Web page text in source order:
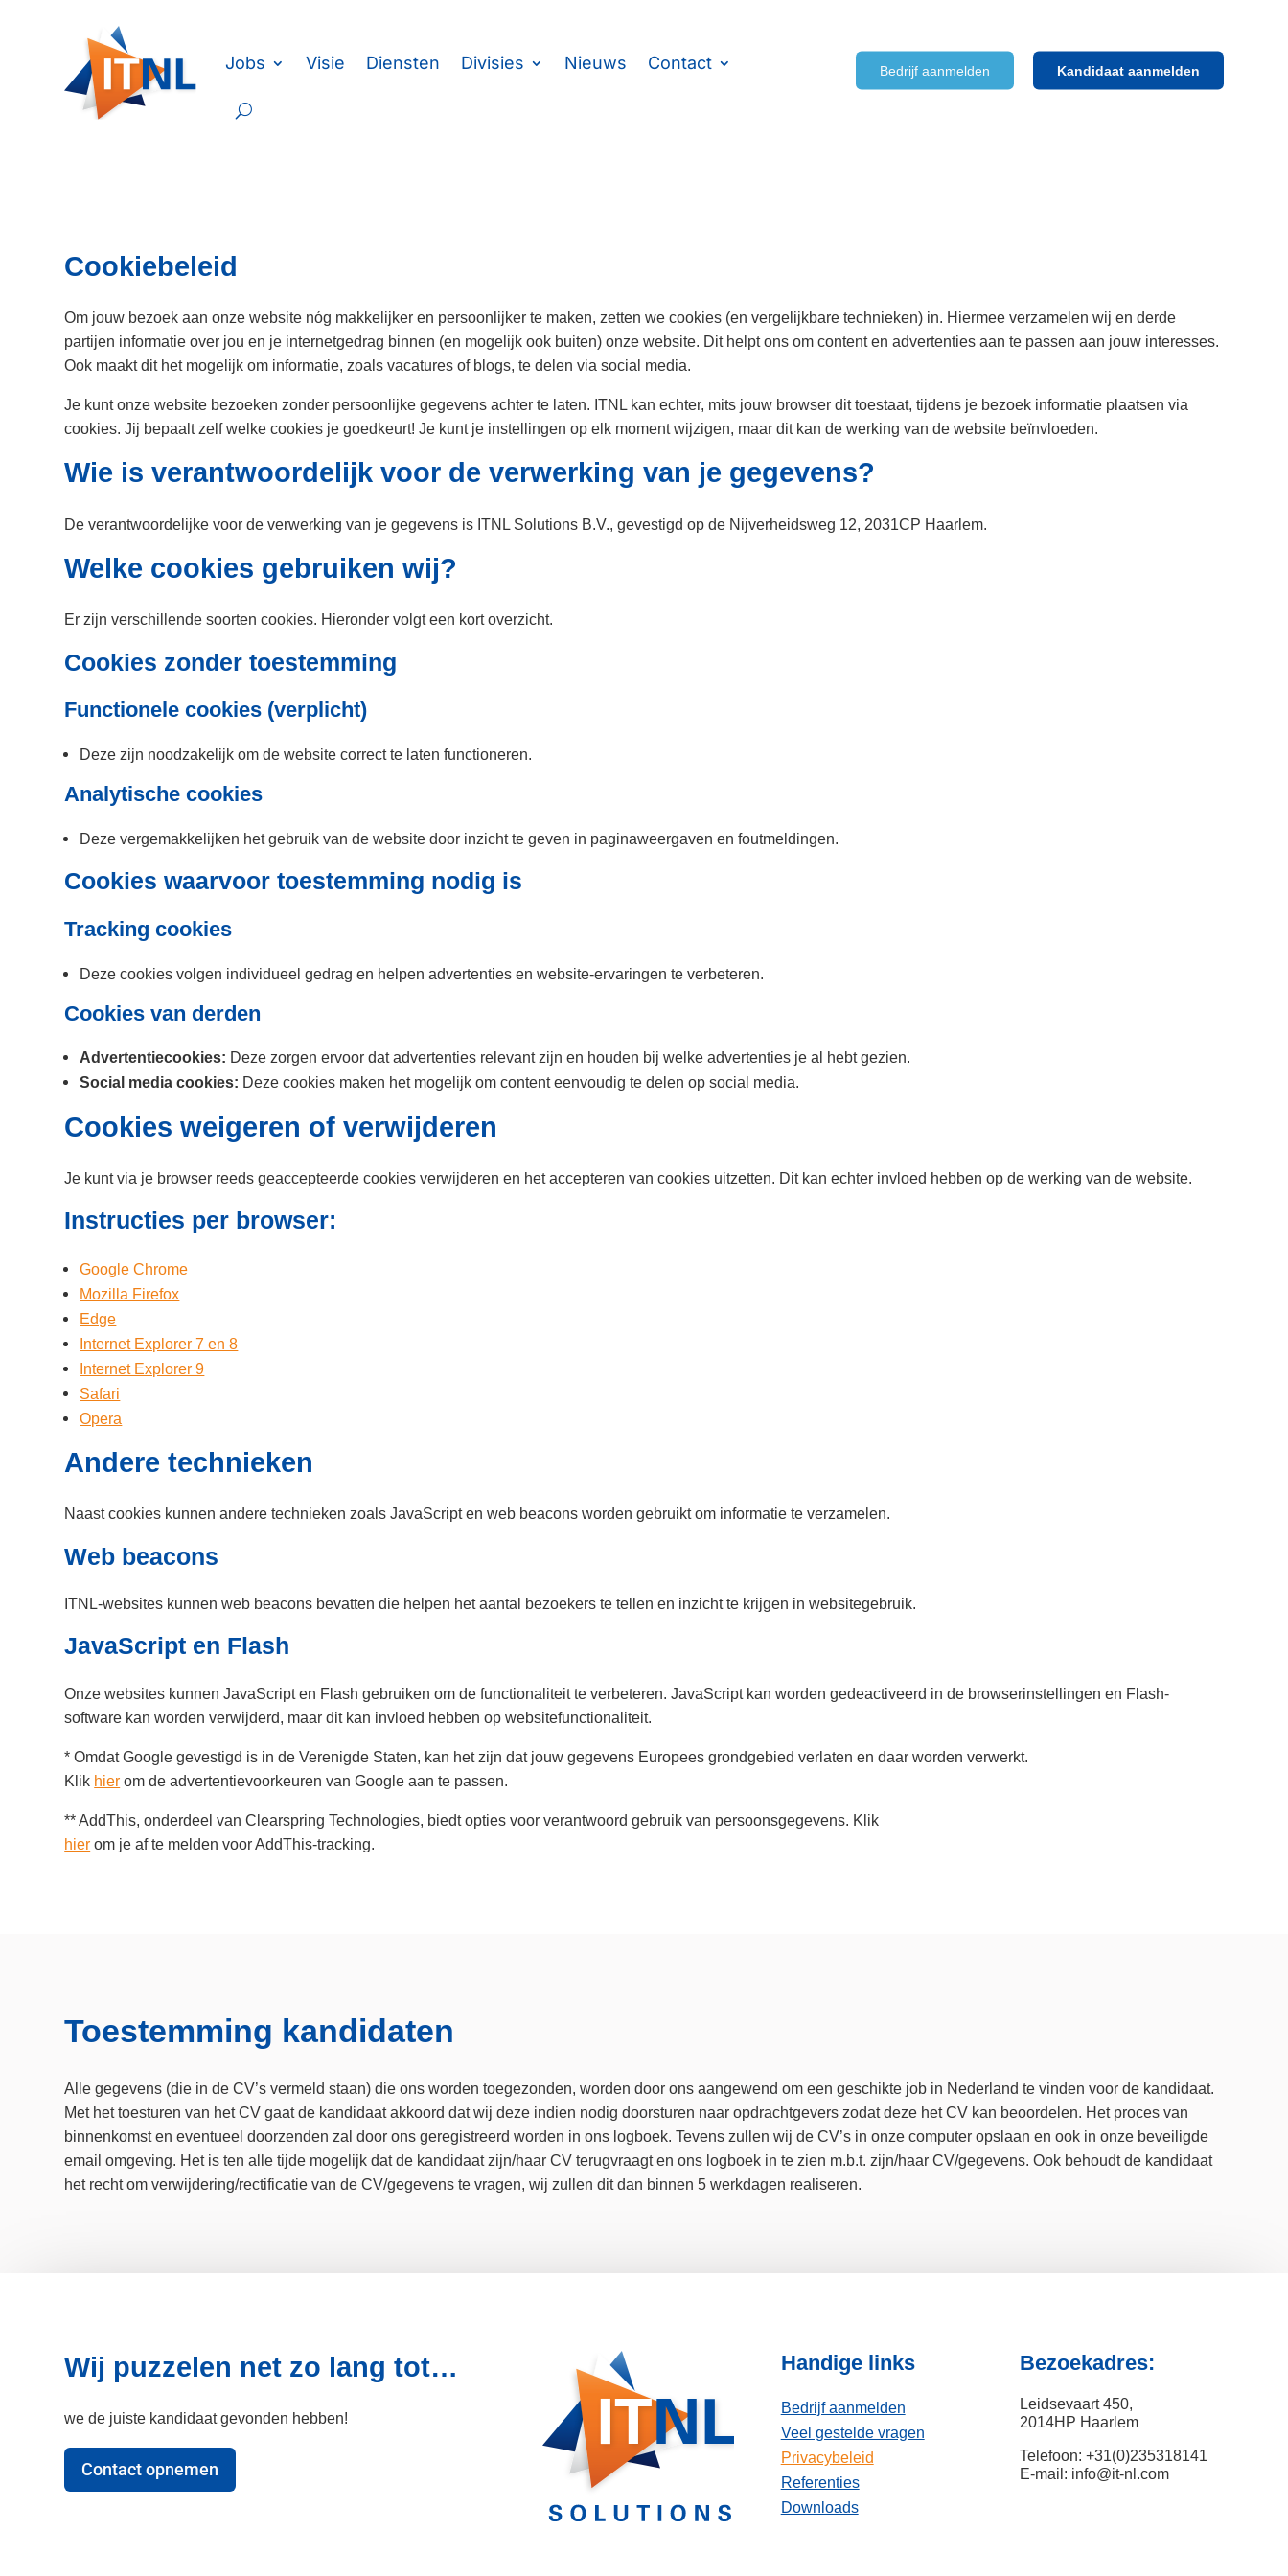
Jobs Visie Diensten Divisies Nieuws Contact Bedrijf aanmelden Kandidaat aanmelden
Cookiebeleid
Om jouw bezoek aan onze website nóg makkelijker en persoonlijker te maken, zetten we cookies (en vergelijkbare technieken) in. Hiermee verzamelen wij en derde
partijen informatie over jou en je internetgedrag binnen (en mogelijk ook buiten) onze website. Dit helpt ons om content en advertenties aan te passen aan jouw interesses.
Ook maakt dit het mogelijk om informatie, zoals vacatures of blogs, te delen via social media.
Je kunt onze website bezoeken zonder persoonlijke gegevens achter te laten. ITNL kan echter, mits jouw browser dit toestaat, tijdens je bezoek informatie plaatsen via
cookies. Jij bepaalt zelf welke cookies je goedkeurt! Je kunt je instellingen op elk moment wijzigen, maar dit kan de werking van de website beïnvloeden.
Wie is verantwoordelijk voor de verwerking van je gegevens?
De verantwoordelijke voor de verwerking van je gegevens is ITNL Solutions B.V., gevestigd op de Nijverheidsweg 12, 2031CP Haarlem.
Welke cookies gebruiken wij?
Er zijn verschillende soorten cookies. Hieronder volgt een kort overzicht.
Cookies zonder toestemming
Functionele cookies (verplicht)
Deze zijn noodzakelijk om de website correct te laten functioneren.
Analytische cookies
Deze vergemakkelijken het gebruik van de website door inzicht te geven in paginaweergaven en foutmeldingen.
Cookies waarvoor toestemming nodig is
Tracking cookies
Deze cookies volgen individueel gedrag en helpen advertenties en website-ervaringen te verbeteren.
Cookies van derden
Advertentiecookies: Deze zorgen ervoor dat advertenties relevant zijn en houden bij welke advertenties je al hebt gezien.
Social media cookies: Deze cookies maken het mogelijk om content eenvoudig te delen op social media.
Cookies weigeren of verwijderen
Je kunt via je browser reeds geaccepteerde cookies verwijderen en het accepteren van cookies uitzetten. Dit kan echter invloed hebben op de werking van de website.
Instructies per browser:
Google Chrome
Mozilla Firefox
Edge
Internet Explorer 7 en 8
Internet Explorer 9
Safari
Opera
Andere technieken
Naast cookies kunnen andere technieken zoals JavaScript en web beacons worden gebruikt om informatie te verzamelen.
Web beacons
ITNL-websites kunnen web beacons bevatten die helpen het aantal bezoekers te tellen en inzicht te krijgen in websitegebruik.
JavaScript en Flash
Onze websites kunnen JavaScript en Flash gebruiken om de functionaliteit te verbeteren. JavaScript kan worden gedeactiveerd in de browserinstellingen en Flash-
software kan worden verwijderd, maar dit kan invloed hebben op websitefunctionaliteit.
* Omdat Google gevestigd is in de Verenigde Staten, kan het zijn dat jouw gegevens Europees grondgebied verlaten en daar worden verwerkt.
Klik hier om de advertentievoorkeuren van Google aan te passen.
** AddThis, onderdeel van Clearspring Technologies, biedt opties voor verantwoord gebruik van persoonsgegevens. Klik
hier om je af te melden voor AddThis-tracking.
Toestemming kandidaten
Alle gegevens (die in de CV’s vermeld staan) die ons worden toegezonden, worden door ons aangewend om een geschikte job in Nederland te vinden voor de kandidaat.
Met het toesturen van het CV gaat de kandidaat akkoord dat wij deze indien nodig doorsturen naar opdrachtgevers zodat deze het CV kan beoordelen. Het proces van
binnenkomst en eventueel doorzenden zal door ons geregistreerd worden in ons logboek. Tevens zullen wij de CV’s in onze computer opslaan en ook in onze beveiligde
email omgeving. Het is ten alle tijde mogelijk dat de kandidaat zijn/haar CV terugvraagt en ons logboek in te zien m.b.t. zijn/haar CV/gegevens. Ook behoudt de kandidaat
het recht om verwijdering/rectificatie van de CV/gegevens te vragen, wij zullen dit dan binnen 5 werkdagen realiseren.
Wij puzzelen net zo lang tot…
we de juiste kandidaat gevonden hebben!
Contact opnemen
Handige links
Bedrijf aanmelden
Veel gestelde vragen
Privacybeleid
Referenties
Downloads
Bezoekadres:
Leidsevaart 450,
2014HP Haarlem
Telefoon: +31(0)235318141
E-mail: info@it-nl.com